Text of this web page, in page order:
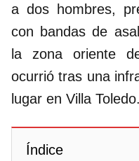
a dos hombres,
con bandas de
la zona oriente
ocurrió tras una
lugar en Villa Toledo.
Índice